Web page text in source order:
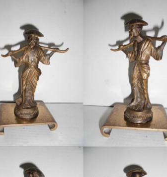
/影音/文具
、藝術與礦石
、配件與通訊
、攝影與周邊
、戶外與休閒
、家具與園藝
精品與服飾